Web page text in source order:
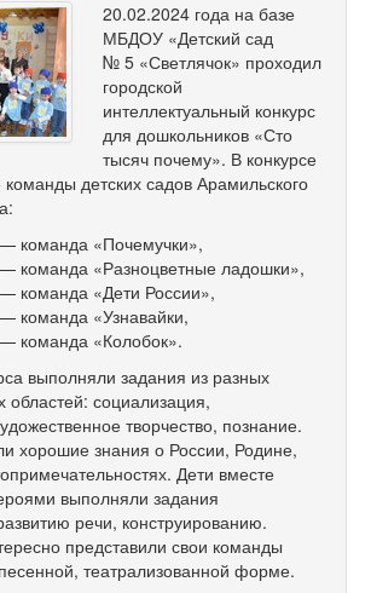
20.02.2024 года на базе
МБДОУ «Детский сад
№ 5 «Светлячок» проходил
городской
интеллектуальный конкурс
для дошкольников «Сто
тысяч почему». В конкурсе
команды детских садов Арамильского
«Почемучки»,
«Разноцветные ладошки»,
«Дети России»,
«Узнавайки,
«Колобок».
выполняли задания из разных
областей: социализация,
творчество, познание.
хорошие знания о России, Родине,
Дети вместе
выполняли задания
речи, конструированию.
представили свои команды
театрализованной форме.